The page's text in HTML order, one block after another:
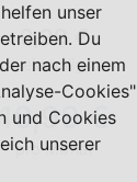
9,99 €
einmalig
€
pro Monat
unser
Du
nach einem
Cookies"
und Cookies
unserer